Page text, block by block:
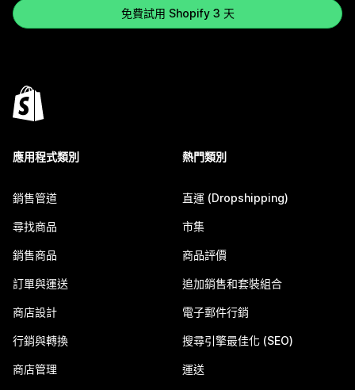
免費試用 Shopify 3 天
應用程式類別
銷售管道
尋找商品
銷售商品
訂單與運送
商店設計
行銷與轉換
商店管理
熱門類別
直運 (Dropshipping)
市集
商品評價
追加銷售和套裝組合
電子郵件行銷
搜尋引擎最佳化 (SEO)
運送